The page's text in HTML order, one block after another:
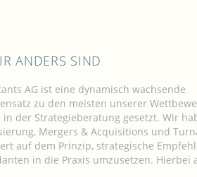
ANDERS SIND
AG ist eine dynamisch wachsende
zu den meisten unserer
der Strategieberatung gesetzt. Wir
Mergers & Acquisitions und
auf dem Prinzip, strategische
in die Praxis umzusetzen. Hierbei